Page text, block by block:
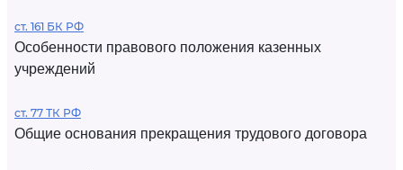
ст. 161 БК РФ
Особенности правового положения казенных
учреждений
ст. 77 ТК РФ
Общие основания прекращения трудового договора